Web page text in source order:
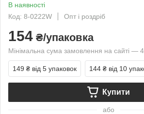
В наявності
Код: 8-0222W
Опт і роздріб
154 ₴/упаковка
Мінімальна сума замовлення на сайті —
149 ₴ від 5 упаковок 144 ₴ від 10
Купити
або